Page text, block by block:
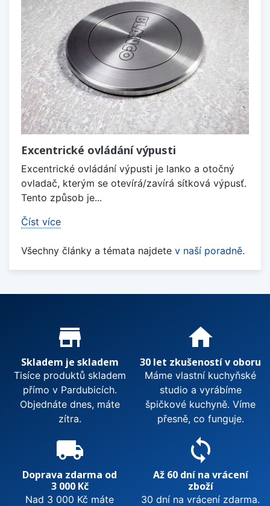
Excentrické ovládání výpusti
Excentrické ovládání výpusti je lanko a otočný
ovladač, kterým se otevírá/zavírá sítková výpusť.
Tento způsob je...
Číst více
Všechny články a témata najdete v naší poradně.
Proč nakupovat u nás?
store_mall_directory
Skladem je skladem
Tisíce produktů skladem
přímo v Pardubicích.
Objednáte dnes, máte
zítra.
home
30 let zkušeností v oboru
Máme vlastní kuchyňské
studio a vyrábíme
špičkové kuchyně. Víme
přesně, co funguje.
local_shipping
Doprava zdarma od
3 000 Kč
Nad 3 000 Kč máte
sync
Až 60 dní na vrácení
zboží
30 dní na vrácení zdarma.